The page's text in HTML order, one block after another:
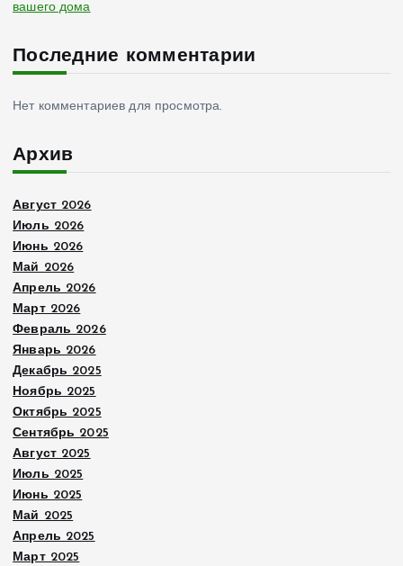
вашего дома
Последние комментарии
Нет комментариев для просмотра.
Архив
Август 2026
Июль 2026
Июнь 2026
Май 2026
Апрель 2026
Март 2026
Февраль 2026
Январь 2026
Декабрь 2025
Ноябрь 2025
Октябрь 2025
Сентябрь 2025
Август 2025
Июль 2025
Июнь 2025
Май 2025
Апрель 2025
Март 2025